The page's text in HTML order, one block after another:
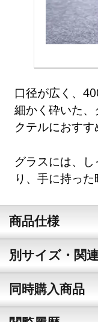
口径が広く、
細かく砕いた
クテルにおすす
グラスには、
り、手に持った
商品仕様
別サイズ・関
同時購入商品